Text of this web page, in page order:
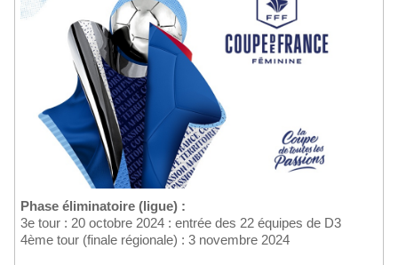
Phase éliminatoire (ligue) :
3e tour : 20 octobre 2024 : entrée des 22 équipes de D3
4ème tour (finale régionale) : 3 novembre 2024